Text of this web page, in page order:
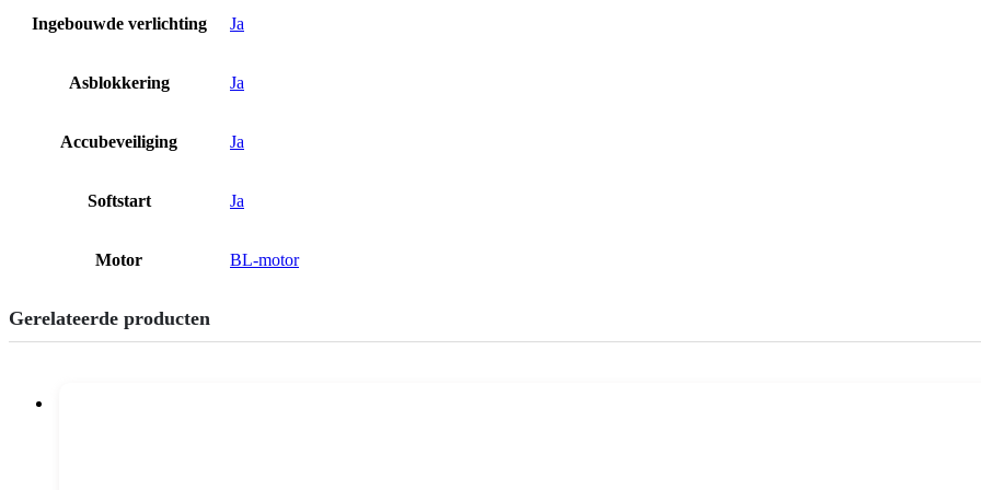
Ingebouwde verlichting Ja
Asblokkering Ja
Accubeveiliging Ja
Softstart Ja
Motor BL-motor
Gerelateerde producten